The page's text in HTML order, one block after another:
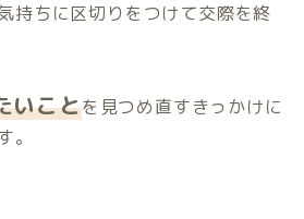
持ちに区切りをつけて交際を終
いことを見つめ直すきっかけに
。